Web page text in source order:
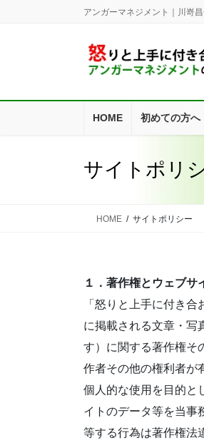
アンガーマネジメント｜川嵜
HOME 初めての方へ
サイトポリ
HOME サイトポリシー
１．著作権とウェブサ
「怒りと上手に付き
に掲載される文章・写
す）に関する著作権そ
作者その他の権利者が
個人的な使用を目的と
イトのデータ等を当事
等する行為は著作権法